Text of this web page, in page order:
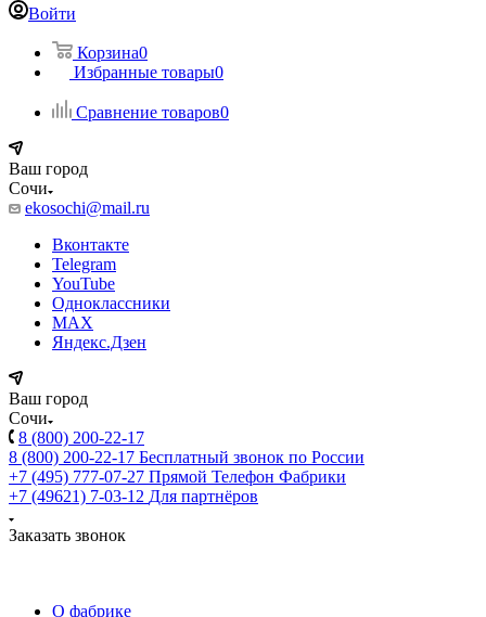
Войти
Корзина0
Избранные товары0
Сравнение товаров0
Ваш город
Сочи
ekosochi@mail.ru
Вконтакте
Telegram
YouTube
Одноклассники
MAX
Яндекс.Дзен
Ваш город
Сочи
8 (800) 200-22-17
8 (800) 200-22-17 Бесплатный звонок по России
+7 (495) 777-07-27 Прямой Телефон Фабрики
+7 (49621) 7-03-12 Для партнёров
Заказать звонок
О фабрике